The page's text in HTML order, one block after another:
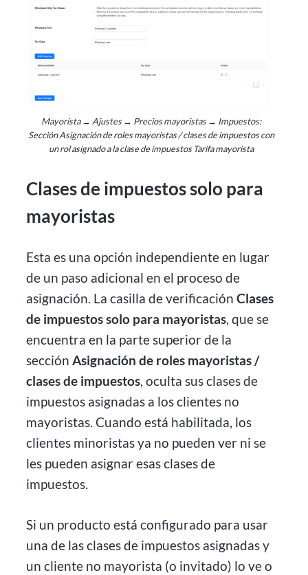
Mayorista → Ajustes → Precios mayoristas → Impuestos:
Sección Asignación de roles mayoristas / clases de impuestos con
un rol asignado a la clase de impuestos Tarifa mayorista
Clases de impuestos solo para
mayoristas
Esta es una opción independiente en lugar
de un paso adicional en el proceso de
asignación. La casilla de verificaciónClases
de impuestos solo para mayoristas, que se
encuentra en la parte superior de la
secciónAsignación de roles mayoristas /
clases de impuestos, oculta sus clases de
impuestos asignadas a los clientes no
mayoristas. Cuando está habilitada, los
clientes minoristas ya no pueden ver ni se
les pueden asignar esas clases de
impuestos.
Si un producto está configurado para usar
una de las clases de impuestos asignadas y
un cliente no mayorista (o invitado) lo ve o